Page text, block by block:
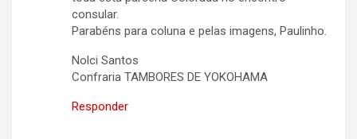
consular.
Parabéns para coluna e pelas imagens, Paulinho.
Nolci Santos
Confraria TAMBORES DE YOKOHAMA
Responder